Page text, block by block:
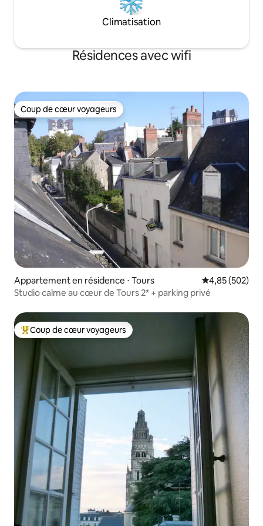
Climatisation
Résidences avec wifi
Coup de cœur voyageurs
Coup de cœur voyageurs
Appartement en résidence ⋅ Tours Évaluation
4,85 (502)
Studio calme au cœur de Tours 2* + parking privé
Coups de cœur voyageurs les plus appréciés
Coup de cœur voyageurs